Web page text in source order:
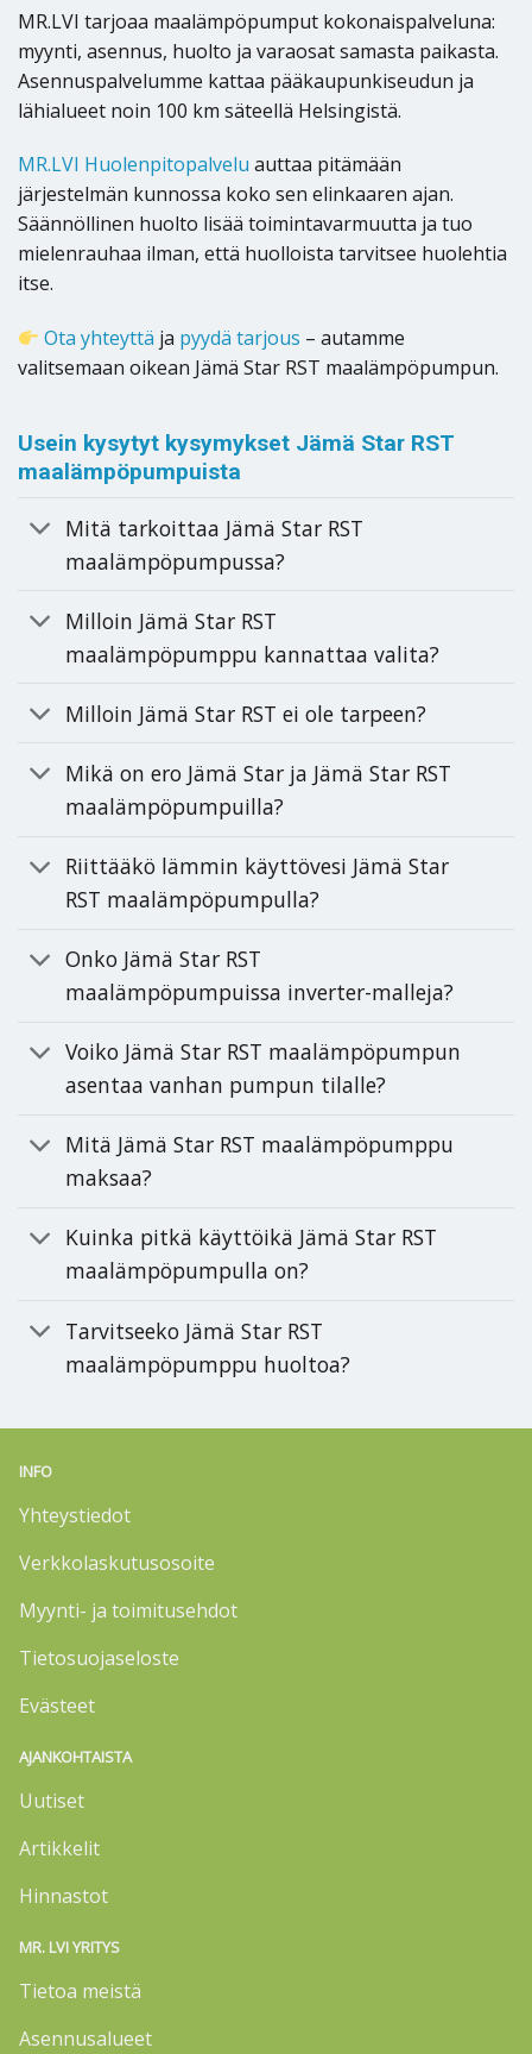
MR.LVI tarjoaa maalämpöpumput kokonaispalveluna:
myynti, asennus, huolto ja varaosat samasta paikasta.
Asennuspalvelumme kattaa pääkaupunkiseudun ja
lähialueet noin 100 km säteellä Helsingistä.
MR.LVI Huolenpitopalvelu auttaa pitämään
järjestelmän kunnossa koko sen elinkaaren ajan.
Säännöllinen huolto lisää toimintavarmuutta ja tuo
mielenrauhaa ilman, että huolloista tarvitsee huolehtia
itse.
Ota yhteyttä ja pyydä tarjous – autamme
valitsemaan oikean Jämä Star RST maalämpöpumpun.
Usein kysytyt kysymykset Jämä Star RST
maalämpöpumpuista
Mitä tarkoittaa Jämä Star RST
maalämpöpumpussa?
Milloin Jämä Star RST
maalämpöpumppu kannattaa valita?
Milloin Jämä Star RST ei ole tarpeen?
Mikä on ero Jämä Star ja Jämä Star RST
maalämpöpumpuilla?
Riittääkö lämmin käyttövesi Jämä Star
RST maalämpöpumpulla?
Onko Jämä Star RST
maalämpöpumpuissa inverter-malleja?
Voiko Jämä Star RST maalämpöpumpun
asentaa vanhan pumpun tilalle?
Mitä Jämä Star RST maalämpöpumppu
maksaa?
Kuinka pitkä käyttöikä Jämä Star RST
maalämpöpumpulla on?
Tarvitseeko Jämä Star RST
maalämpöpumppu huoltoa?
INFO
Yhteystiedot
Verkkolaskutusosoite
Myynti- ja toimitusehdot
Tietosuojaseloste
Evästeet
AJANKOHTAISTA
Uutiset
Artikkelit
Hinnastot
MR. LVI YRITYS
Tietoa meistä
Asennusalueet